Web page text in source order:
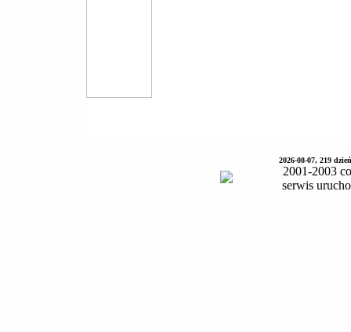
2026-08-07, 219
2001-2003
serwis